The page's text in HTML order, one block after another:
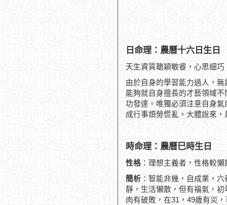
日命理：農曆十六日生日
天生資質聰穎敏睿，心思細
由於自身的學習能力過人，
能夠就自身擅長的才藝領域
功發達。唯獨必須注意自身
成行事煩勞慌亂。大體說來
時命理：農曆巳時生日
性格 ：理想主義者，性格較
簡析 ：智能非幾，自成業，
靜，生活懶散，但有福氣，
肉有破敗，在31，49歲有災